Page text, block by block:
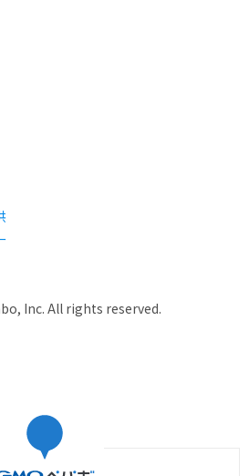
Inc. All rights reserved.